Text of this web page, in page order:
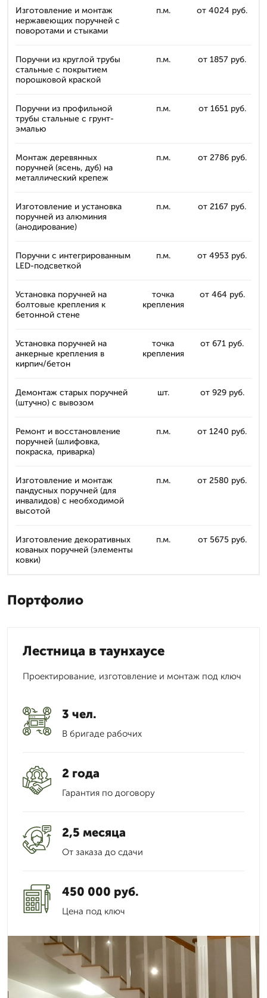
Изготовление и монтаж
нержавеющих поручней с
поворотами и стыками
п.м. от 4024 руб.
Поручни из круглой трубы
стальные с покрытием
порошковой краской
п.м. от 1857 руб.
Поручни из профильной
трубы стальные с грунт-
эмалью
п.м. от 1651 руб.
Монтаж деревянных
поручней (ясень, дуб) на
металлический крепеж
п.м. от 2786 руб.
Изготовление и установка
поручней из алюминия
(анодирование)
п.м. от 2167 руб.
Поручни с интегрированным
LED-подсветкой
п.м. от 4953 руб.
Установка поручней на
болтовые крепления к
бетонной стене
точка
крепления
от 464 руб.
Установка поручней на
анкерные крепления в
кирпич/бетон
точка
крепления
от 671 руб.
Демонтаж старых поручней
(штучно) с вывозом
шт. от 929 руб.
Ремонт и восстановление
поручней (шлифовка,
покраска, приварка)
п.м. от 1240 руб.
Изготовление и монтаж
пандусных поручней (для
инвалидов) с необходимой
высотой
п.м. от 2580 руб.
Изготовление декоративных
кованых поручней (элементы
ковки)
п.м. от 5675 руб.
Портфолио
Лестница в таунхаусе
Проектирование, изготовление и монтаж под ключ
3 чел.
В бригаде рабочих
2 года
Гарантия по договору
2,5 месяца
От заказа до сдачи
450 000 руб.
Цена под ключ